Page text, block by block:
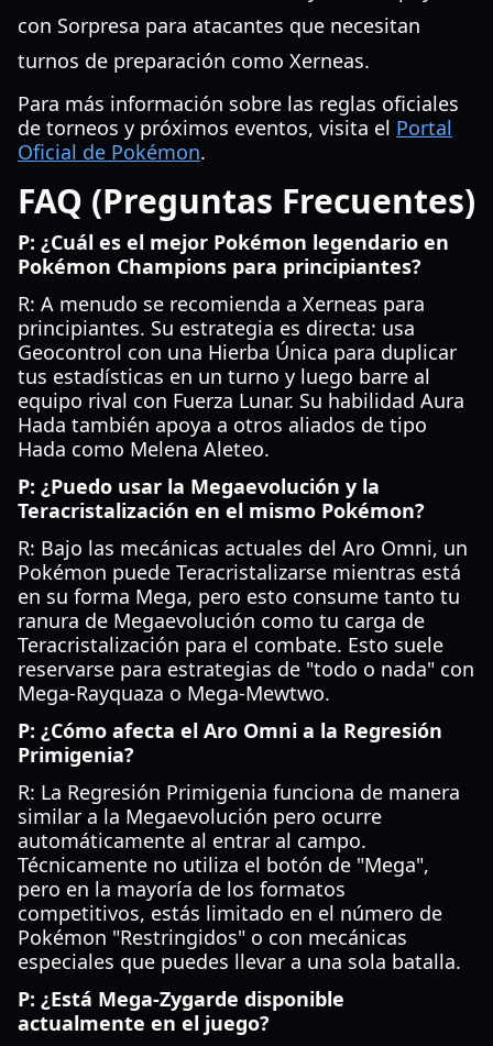
con Sorpresa para atacantes que necesitan
turnos de preparación como Xerneas.
Para más información sobre las reglas oficiales
de torneos y próximos eventos, visita el Portal
Oficial de Pokémon.
FAQ (Preguntas Frecuentes)
P: ¿Cuál es el mejor Pokémon legendario en
Pokémon Champions para principiantes?
R: A menudo se recomienda a Xerneas para
principiantes. Su estrategia es directa: usa
Geocontrol con una Hierba Única para duplicar
tus estadísticas en un turno y luego barre al
equipo rival con Fuerza Lunar. Su habilidad Aura
Hada también apoya a otros aliados de tipo
Hada como Melena Aleteo.
P: ¿Puedo usar la Megaevolución y la
Teracristalización en el mismo Pokémon?
R: Bajo las mecánicas actuales del Aro Omni, un
Pokémon puede Teracristalizarse mientras está
en su forma Mega, pero esto consume tanto tu
ranura de Megaevolución como tu carga de
Teracristalización para el combate. Esto suele
reservarse para estrategias de "todo o nada" con
Mega-Rayquaza o Mega-Mewtwo.
P: ¿Cómo afecta el Aro Omni a la Regresión
Primigenia?
R: La Regresión Primigenia funciona de manera
similar a la Megaevolución pero ocurre
automáticamente al entrar al campo.
Técnicamente no utiliza el botón de "Mega",
pero en la mayoría de los formatos
competitivos, estás limitado en el número de
Pokémon "Restringidos" o con mecánicas
especiales que puedes llevar a una sola batalla.
P: ¿Está Mega-Zygarde disponible
actualmente en el juego?